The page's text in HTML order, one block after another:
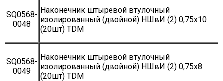
SQ0568-
0048
Наконечник штыревой втулочный
изолированный (двойной) НШвИ (2) 0,75х10
(20шт) TDM
SQ0568-
0049
Наконечник штыревой втулочный
изолированный (двойной) НШвИ (2) 0,75х8
(20шт) TDM